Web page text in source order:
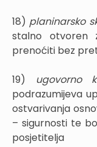
18) planinarsko
stalno otvoren
prenoćiti bez
19)
ugovorno
podrazumijeva
ostvarivanja
– sigurnosti te
posjetitelja